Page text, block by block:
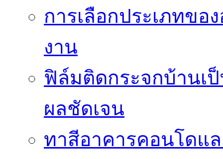
การเลือกประเภทขอ
งาน
ฟิล์มติดกระจกบ้านเ
ผลชัดเจน
ทาสีอาคารคอนโดแ